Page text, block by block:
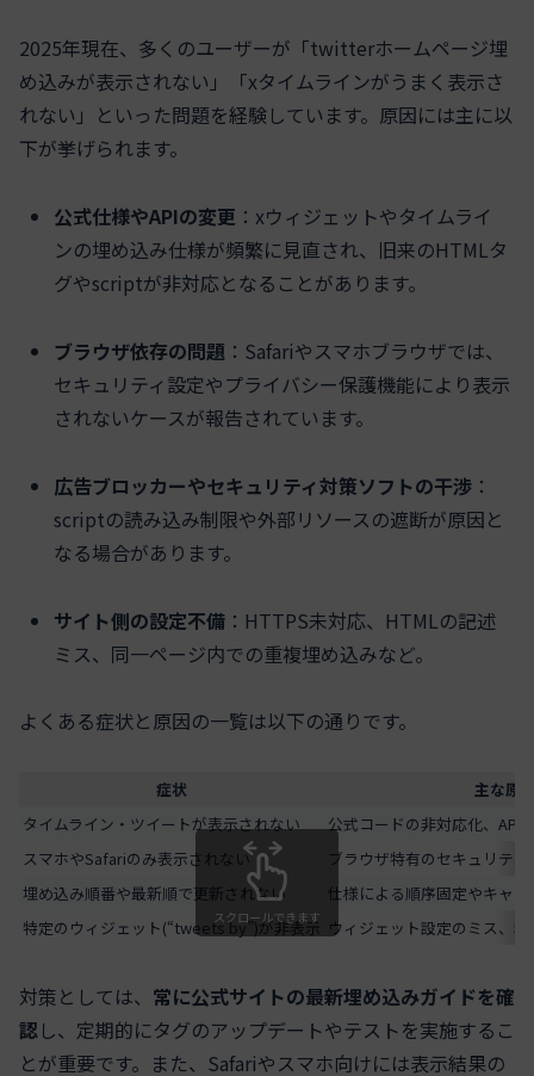
2025年現在、多くのユーザーが「twitterホームページ埋
め込みが表示されない」「xタイムラインがうまく表示さ
れない」といった問題を経験しています。原因には主に以
下が挙げられます。
公式仕様やAPIの変更 ：xウィジェットやタイムライ
ンの埋め込み仕様が頻繁に見直され、旧来のHTMLタ
グやscriptが非対応となることがあります。
ブラウザ依存の問題 ：Safariやスマホブラウザでは、
セキュリティ設定やプライバシー保護機能により表示
されないケースが報告されています。
広告ブロッカーやセキュリティ対策ソフトの干渉 ：
scriptの読み込み制限や外部リソースの遮断が原因と
なる場合があります。
サイト側の設定不備 ：HTTPS未対応、HTMLの記述
ミス、同一ページ内での重複埋め込みなど。
よくある症状と原因の一覧は以下の通りです。
症状
主な原
タイムライン・ツイートが表示されない
公式コードの非対応化、API
スマホやSafariのみ表示されない
ブラウザ特有のセキュリテ
埋め込み順番や最新順で更新されない
仕様による順序固定やキャ
特定のウィジェット(“tweets by”)が非表示 ウィジェット設定のミス、
スクロールできます
対策としては、 常に公式サイトの最新埋め込みガイドを確
認し、定期的にタグのアップデートやテストを実施するこ
とが重要です。また、Safariやスマホ向けには表示結果の